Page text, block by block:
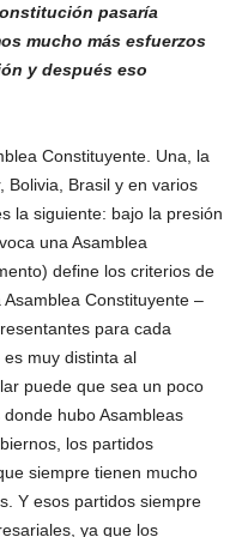
pasaría
mucho más esfuerzos
y después eso
Constituyente. Una, la
Bolivia, Brasil y en varios
la siguiente: bajo la presión
una Asamblea
define los criterios de
Constituyente –
para cada
muy distinta al
puede que sea un poco
hubo Asambleas
los partidos
siempre tienen mucho
Y esos partidos siempre
ya que los